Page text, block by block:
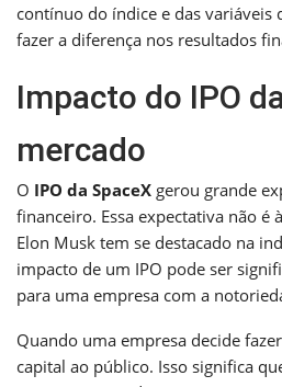
contínuo do índice e das variáveis
fazer a diferença nos resultados
Impacto do IPO
mercado
O IPO da SpaceX gerou grande
financeiro. Essa expectativa não é
Elon Musk tem se destacado na
impacto de um IPO pode ser
para uma empresa com a
Quando uma empresa decide
capital ao público. Isso significa